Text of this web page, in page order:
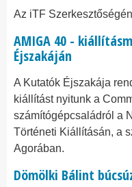
Az iTF
AMIGA 40 -
Éjszakáján
A Kutatók Éjszakája
kiállítást nyitunk a
számítógépcsaládról a
Történeti Kiállításán, a
Agorában.
Dömölki Bálint